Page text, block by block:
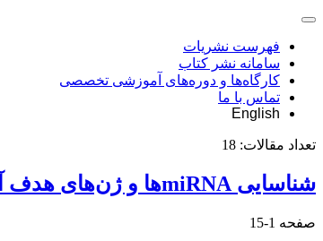
فهرست نشریات
سامانه نشر کتاب
کارگاه‌ها و دوره‌های آموزشی تخصصی
تماس با ما
English
تعداد مقالات: 18
شناسایی miRNA‌ها و ژن‌های هدف آن‌ها در Phaseolus vulgaris L. تحت تنش خشکی و PGPR
صفحه 1-15